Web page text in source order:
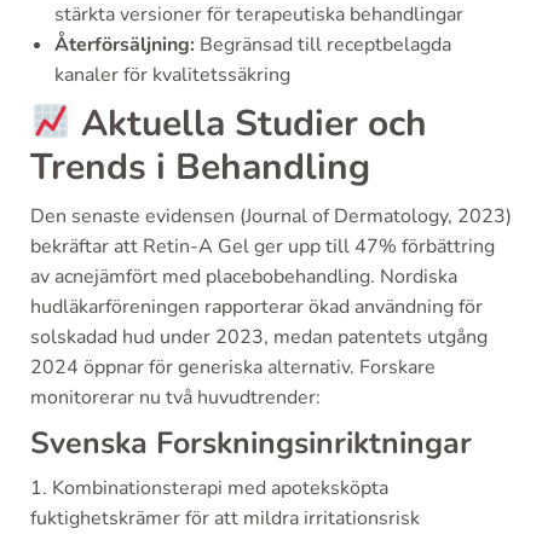
stärkta versioner för terapeutiska behandlingar
Återförsäljning: Begränsad till receptbelagda
kanaler för kvalitetssäkring
Aktuella Studier och
Trends i Behandling
Den senaste evidensen (Journal of Dermatology, 2023)
bekräftar att Retin-A Gel ger upp till 47% förbättring
av acnejämfört med placebobehandling. Nordiska
hudläkarföreningen rapporterar ökad användning för
solskadad hud under 2023, medan patentets utgång
2024 öppnar för generiska alternativ. Forskare
monitorerar nu två huvudtrender:
Svenska Forskningsinriktningar
1. Kombinationsterapi med apoteksköpta
fuktighetskrämer för att mildra irritationsrisk